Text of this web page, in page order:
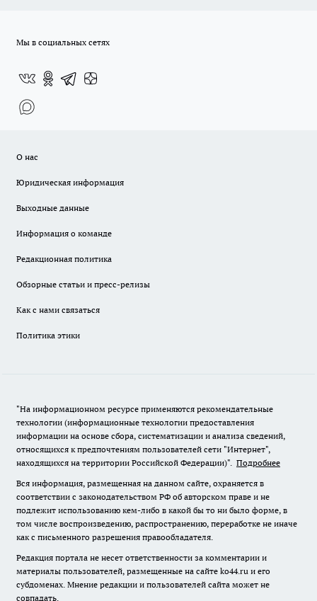
Мы в социальных сетях
О нас
Юридическая информация
Выходные данные
Информация о команде
Редакционная политика
Обзорные статьи и пресс-релизы
Как с нами связаться
Политика этики
"На информационном ресурсе применяются рекомендательные
технологии (информационные технологии предоставления
информации на основе сбора, систематизации и анализа сведений,
относящихся к предпочтениям пользователей сети "Интернет",
находящихся на территории Российской Федерации)". Подробнее
Вся информация, размещенная на данном сайте, охраняется в
соответствии с законодательством РФ об авторском праве и не
подлежит использованию кем-либо в какой бы то ни было форме, в
том числе воспроизведению, распространению, переработке не иначе
как с письменного разрешения правообладателя.
Редакция портала не несет ответственности за комментарии и
материалы пользователей, размещенные на сайте ko44.ru и его
субдоменах. Мнение редакции и пользователей сайта может не
совпадать.